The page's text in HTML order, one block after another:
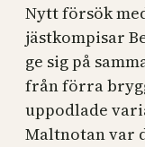
Nytt försök
jästkompisar
ge sig på
från förra
uppodlade
Maltnotan var